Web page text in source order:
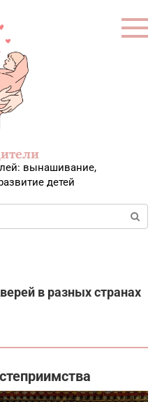
вынашивание,
детей
в разных странах